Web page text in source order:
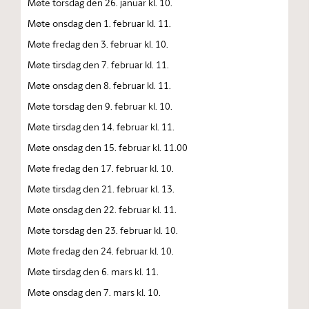
Møte onsdag den 1. februar kl. 11.
Møte fredag den 3. februar kl. 10.
Møte tirsdag den 7. februar kl. 11.
Møte onsdag den 8. februar kl. 11.
Møte torsdag den 9. februar kl. 10.
Møte tirsdag den 14. februar kl. 11.
Møte onsdag den 15. februar kl. 11.00
Møte fredag den 17. februar kl. 10.
Møte tirsdag den 21. februar kl. 13.
Møte onsdag den 22. februar kl. 11.
Møte torsdag den 23. februar kl. 10.
Møte fredag den 24. februar kl. 10.
Møte tirsdag den 6. mars kl. 11.
Møte onsdag den 7. mars kl. 10.